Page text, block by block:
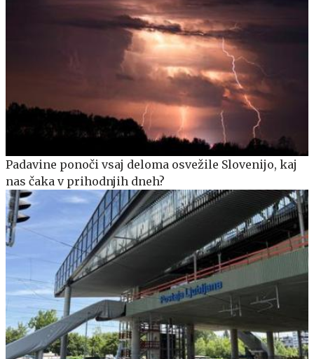
Padavine ponoči vsaj deloma osvežile Slovenijo, kaj
nas čaka v prihodnjih dneh?